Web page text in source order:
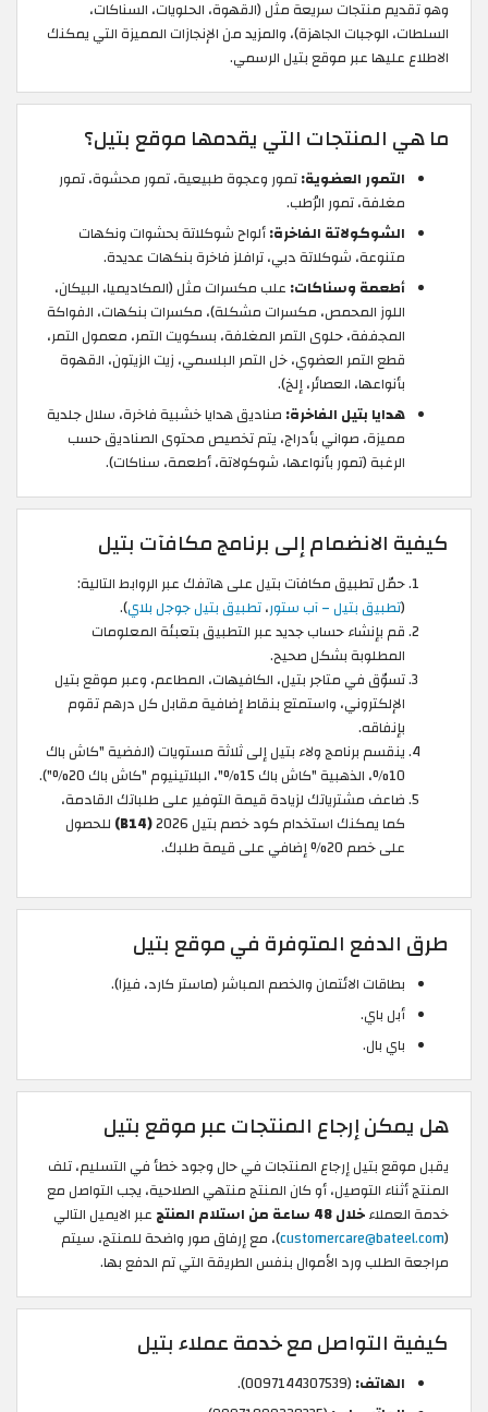
وهو تقديم منتجات سريعة مثل (القهوة، الحلويات، السناكات،
السلطات، الوجبات الجاهزة)، والمزيد من الإنجازات المميزة التي يمكنك
الاطلاع عليها عبر موقع بتيل الرسمي.
ما هي المنتجات التي يقدمها موقع بتيل؟
التمور العضوية:تمور وعجوة طبيعية، تمور محشوة، تمور
مغلفة، تمور الرُطب.
الشوكولاتة الفاخرة:ألواح شوكلاتة بحشوات ونكهات
متنوعة، شوكلاتة دبي، ترافلز فاخرة بنكهات عديدة.
أطعمة وسناكات: علب مكسرات مثل (المكاديميا، البيكان،
اللوز المحمص، مكسرات مشكلة)، مكسرات بنكهات، الفواكة
المجففة، حلوى التمر المغلفة، بسكويت التمر، معمول التمر،
قطع التمر العضوي، خل التمر البلسمي، زيت الزيتون، القهوة
بأنواعها، العصائر، إلخ).
هدايا بتيل الفاخرة: صناديق هدايا خشبية فاخرة، سلال جلدية
مميزة، صواني بأدراج، يتم تخصيص محتوى الصناديق حسب
الرغبة (تمور بأنواعها، شوكولاتة، أطعمة، سناكات).
كيفية الانضمام إلى برنامج مكافآت بتيل
حمّل تطبيق مكافآت بتيل على هاتفك عبر الروابط التالية:
(تطبيق بتيل – آب ستور،تطبيق بتيل جوجل بلاي).
قم بإنشاء حساب جديد عبر التطبيق بتعبئة المعلومات
المطلوبة بشكل صحيح.
تسوّق في متاجر بتيل، الكافيهات، المطاعم، وعبر موقع بتيل
الإلكتروني، واستمتع بنقاط إضافية مقابل كل درهم تقوم
بإنفاقه.
ينقسم برنامج ولاء بتيل إلى ثلاثة مستويات (الفضية "كاش باك
10%، الذهبية "كاش باك 15%"، البلاتينيوم "كاش باك 20%").
ضاعف مشترياتك لزيادة قيمة التوفير على طلباتك القادمة،
كما يمكنك استخدام كود خصم بتيل 2026
(B14)
للحصول
على خصم 20% إضافي على قيمة طلبك.
طرق الدفع المتوفرة في موقع بتيل
بطاقات الائتمان والخصم المباشر (ماستر كارد، فيزا).
أبل باي.
باي بال.
هل يمكن إرجاع المنتجات عبر موقع بتيل
يقبل موقع بتيل إرجاع المنتجات في حال وجود خطأ في التسليم، تلف
المنتج أثناء التوصيل، أو كان المنتج منتهي الصلاحية، يجب التواصل مع
خدمة العملاءخلال 48 ساعة من استلام المنتج
عبر الايميل التالي
(
customercare@bateel.com)، مع إرفاق صور واضحة للمنتج، سيتم
مراجعة الطلب ورد الأموال بنفس الطريقة التي تم الدفع بها.
كيفية التواصل مع خدمة عملاء بتيل
الهاتف: (0097144307539).